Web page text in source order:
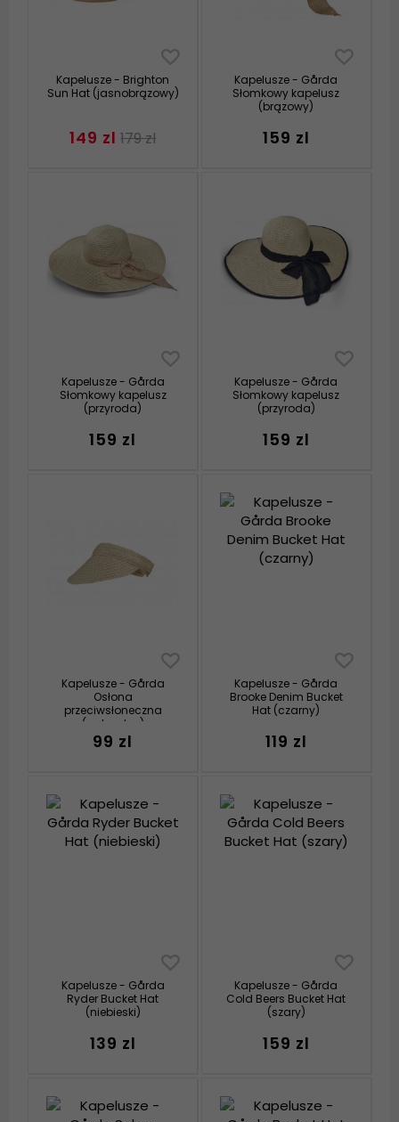
Kapelusze - Brighton
Sun Hat (jasnobrązowy)
149 zl 179 zl
Kapelusze - Gårda
Słomkowy kapelusz
(brązowy)
159 zl
Kapelusze - Gårda
Słomkowy kapelusz
(przyroda)
159 zl
Kapelusze - Gårda
Słomkowy kapelusz
(przyroda)
159 zl
Kapelusze - Gårda
Osłona
przeciwsłoneczna
(naturalny)
99 zl
Kapelusze - Gårda
Brooke Denim Bucket
Hat (czarny)
119 zl
Kapelusze - Gårda
Ryder Bucket Hat
(niebieski)
139 zl
Kapelusze - Gårda
Cold Beers Bucket Hat
(szary)
159 zl